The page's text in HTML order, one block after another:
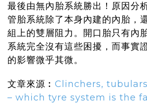
最後由無內胎系統勝出！原因分
管胎系統除了本身內建的內胎，
組上的雙層阻力。開口胎只有內
系統完全沒有這些困擾，而事實
的影響微乎其微。
文章來源︰ Clinchers,
– which tyre system is the